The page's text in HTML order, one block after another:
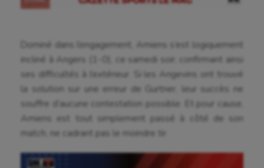
Dominé dans l’engagement, Amiens s’est logiquement
incliné à Angers (1-0), ce samedi soir, confirmant ainsi
ses difficultés à l’extérieur. Si les Angevins ont trouvé
la solution sur une erreur de Gurtner, leur succès ne
souffre d’aucune contestation possible. Et pour cause,
Amiens est tout simplement passé à côté de son
match, ne cadrant pas le moindre tir.